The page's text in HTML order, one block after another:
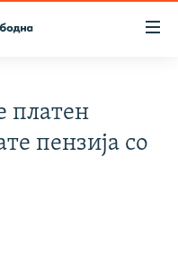
платен
пензија со